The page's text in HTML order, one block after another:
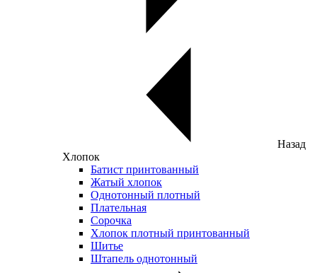
Назад
Хлопок
Батист принтованный
Жатый хлопок
Однотонный плотный
Плательная
Сорочка
Хлопок плотный принтованный
Шитье
Штапель однотонный